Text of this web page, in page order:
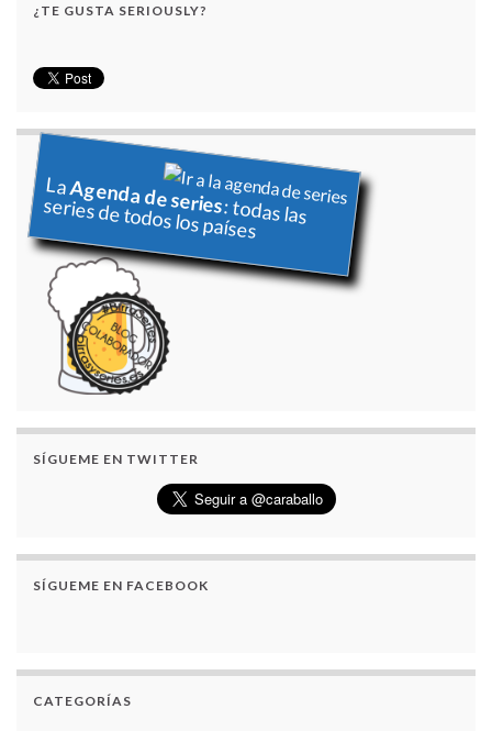
¿TE GUSTA SERIOUSLY?
LaAgenda de series: todas las
series de todos los países
SÍGUEME EN TWITTER
SÍGUEME EN FACEBOOK
CATEGORÍAS